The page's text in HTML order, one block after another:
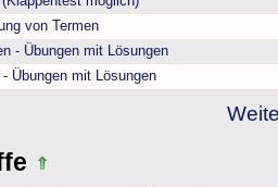
von Termen
- Übungen mit Lösungen
- Übungen mit Lösungen